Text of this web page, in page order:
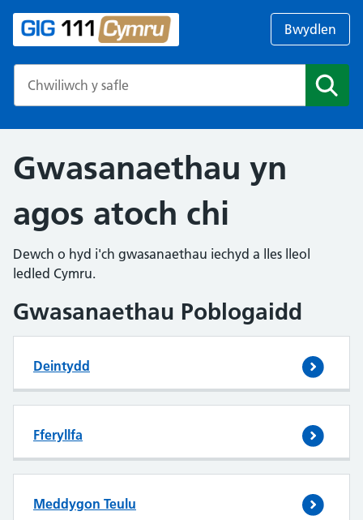
Bwydlen
Gwasanaethau yn
agos atoch chi
Dewch o hyd i'ch gwasanaethau iechyd a lles lleol
ledled Cymru.
Gwasanaethau Poblogaidd
Deintydd
Fferyllfa
Meddygon Teulu